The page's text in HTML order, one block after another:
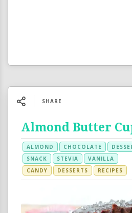
SHARE
Almond Butter
ALMOND CHOCOLATE
SNACK
STEVIA
VANILLA
CANDY
DESSERTS RECIPES